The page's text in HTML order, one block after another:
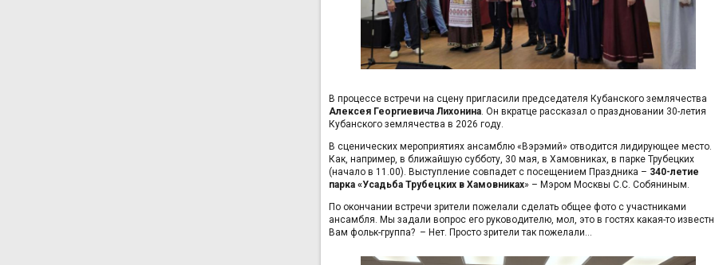
В процессе встречи на сцену пригласили председателя Кубанского землячества
Алексея Георгиевича Лихонина. Он вкратце рассказал о праздновании 30-летия
Кубанского землячества в 2026 году.
В сценических мероприятиях ансамблю «Вэрэмий» отводится лидирующее место.
Как, например, в ближайшую субботу, 30 мая, в Хамовниках, в парке Трубецких
(начало в 11.00). Выступление совпадет с посещением Праздника – 340-летие
парка «Усадьба Трубецких в Хамовниках» – Мэром Москвы С.С. Собяниным.
По окончании встречи зрители пожелали сделать общее фото с участниками
ансамбля. Мы задали вопрос его руководителю, мол, это в гостях какая-то
Вам фольк-группа? – Нет. Просто зрители так пожелали…